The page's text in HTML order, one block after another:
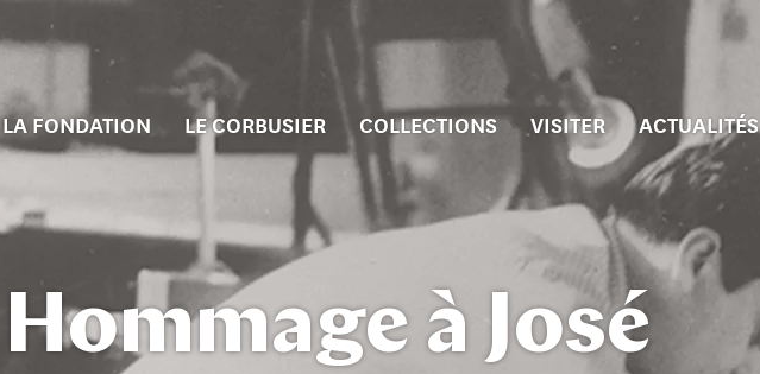
LA FONDATION LE CORBUSIER COLLECTIONS VISITER ACTUALITÉS
Hommage à José